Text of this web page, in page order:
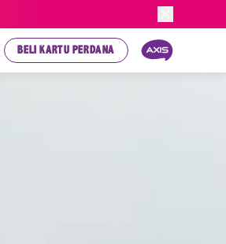
BELI KARTU PERDANA